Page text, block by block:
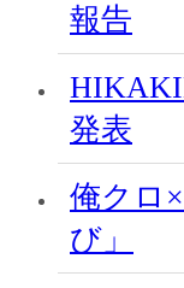
報告
発表
俺クロ
び」